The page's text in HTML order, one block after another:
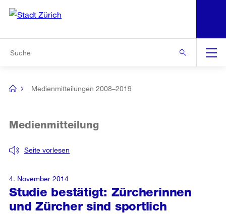
Navigation
[no
Medienmitteilungen 2008–2019
Studie bestätigt: Zürcherinnen
und Zürcher sind sportlich
Seite vorlesen
Medienmitteilung
4. November 2014